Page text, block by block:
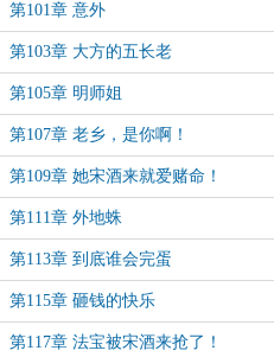
第101章 意外
第103章 大方的五长老
第105章 明师姐
第107章 老乡，是你啊！
第109章 她宋酒来就爱赌命！
第111章 外地蛛
第113章 到底谁会完蛋
第115章 砸钱的快乐
第117章 法宝被宋酒来抢了！